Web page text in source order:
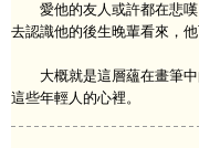
愛他的友人或許都在悲嘆
去認識他的後生晚輩看來，
大概就是這層蘊在畫筆中
這些年輕人的心裡。